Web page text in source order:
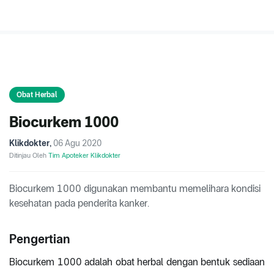
Obat Herbal
Biocurkem 1000
Klikdokter, 06 Agu 2020
Ditinjau Oleh Tim Apoteker Klikdokter
Biocurkem 1000 digunakan membantu memelihara kondisi
kesehatan pada penderita kanker.
Pengertian
Biocurkem 1000 adalah obat herbal dengan bentuk sediaan